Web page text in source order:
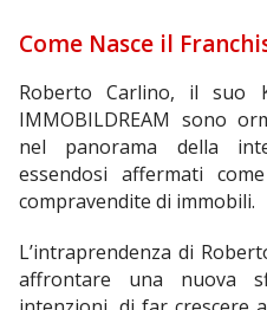
Come Nasce il
Roberto Carlino, il suo
IMMOBILDREAM sono
nel panorama della
essendosi affermati
compravendite di immobili.
L’intraprendenza di
affrontare una nuova